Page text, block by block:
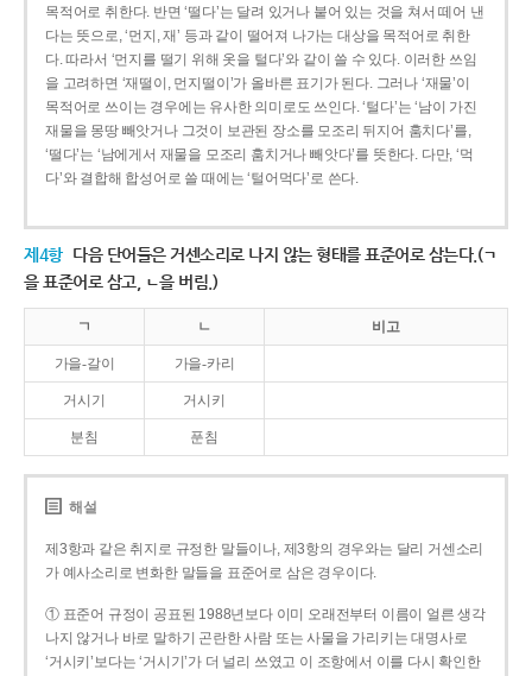
목적어로 취한다. 반면 ‘떨다’는 달려 있거나 붙어 있는 것을 쳐서 떼어 낸
다는 뜻으로, ‘먼지, 재’ 등과 같이 떨어져 나가는 대상을 목적어로 취한
다. 따라서 ‘먼지를 떨기 위해 옷을 털다’와 같이 쓸 수 있다. 이러한 쓰임
을 고려하면 ‘재떨이, 먼지떨이’가 올바른 표기가 된다. 그러나 ‘재물’이
목적어로 쓰이는 경우에는 유사한 의미로도 쓰인다. ‘털다’는 ‘남이 가진
재물을 몽땅 빼앗거나 그것이 보관된 장소를 모조리 뒤지어 훔치다’를,
‘떨다’는 ‘남에게서 재물을 모조리 훔치거나 빼앗다’를 뜻한다. 다만, ‘먹
다’와 결합해 합성어로 쓸 때에는 ‘털어먹다’로 쓴다.
제4항 다음 단어들은 거센소리로 나지 않는 형태를 표준어로 삼는다.(ㄱ
을 표준어로 삼고, ㄴ을 버림.)
ㄱ ㄴ 비고
가을-갈이 가을-카리
거시기 거시키
분침 푼침
해설
제3항과 같은 취지로 규정한 말들이나, 제3항의 경우와는 달리 거센소리
가 예사소리로 변화한 말들을 표준어로 삼은 경우이다.
① 표준어 규정이 공표된 1988년보다 이미 오래전부터 이름이 얼른 생각
나지 않거나 바로 말하기 곤란한 사람 또는 사물을 가리키는 대명사로
‘거시키’보다는 ‘거시기’가 더 널리 쓰였고 이 조항에서 이를 다시 확인한